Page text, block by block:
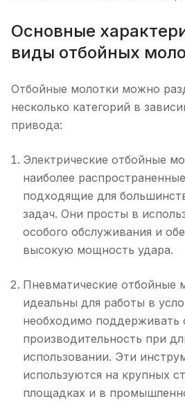
Основные
виды отбойных
Отбойные молотки можно
несколько категорий в
привода:
Электрические отбойные
наиболее
подходящие для
задач. Они просты в
особого обслуживания и
высокую мощность удара.
Пневматические отбойные
идеальны для работы в
необходимо поддерживать
производительность при
использовании. Эти
используются на крупных
площадках и в